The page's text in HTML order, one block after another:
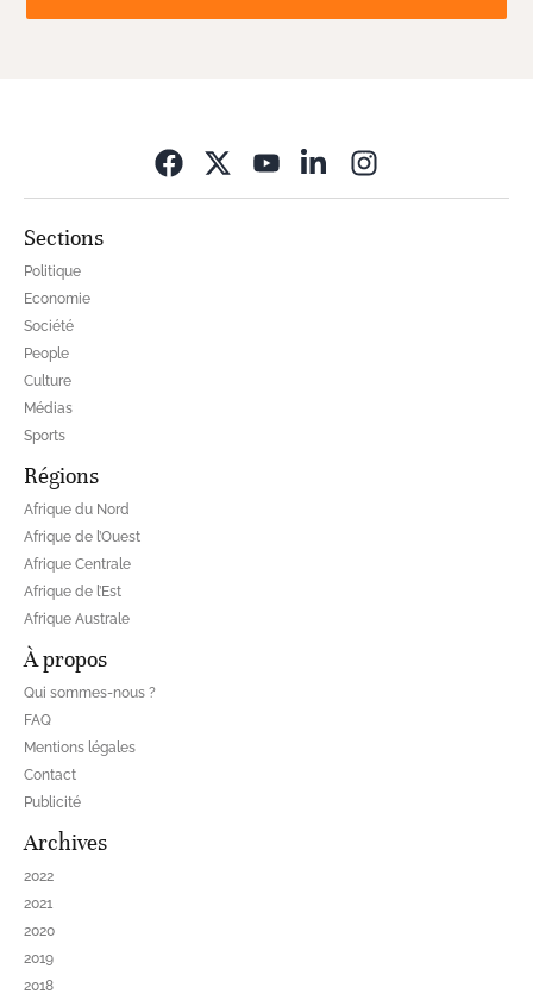
Sections
Politique
Economie
Société
People
Culture
Médias
Sports
Régions
Afrique du Nord
Afrique de l’Ouest
Afrique Centrale
Afrique de l’Est
Afrique Australe
À propos
Qui sommes-nous ?
FAQ
Mentions légales
Contact
Publicité
Archives
2022
2021
2020
2019
2018